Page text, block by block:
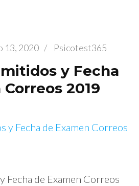
13, 2020 / Psicotest365
y Fecha
2019
Fecha de Examen Correos